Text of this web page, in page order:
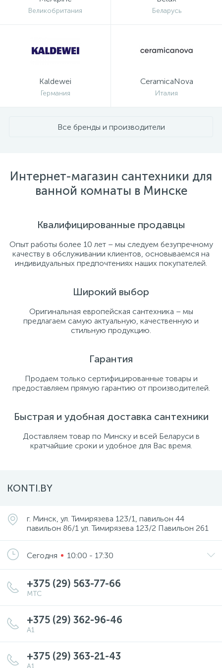
Великобритания Беларусь
Kaldewei
Германия
CeramicaNova
Италия
Все бренды и производители
Интернет-магазин сантехники для
ванной комнаты в Минске
Квалифицированные продавцы
Опыт работы более 10 лет – мы следуем безупречному
качеству в обслуживании клиентов, основываемся на
индивидуальных предпочтениях наших покупателей.
Широкий выбор
Оригинальная европейская сантехника – мы
предлагаем самую актуальную, качественную и
стильную продукцию.
Гарантия
Продаем только сертифицированные товары и
предоставляем прямую гарантию от производителей.
Быстрая и удобная доставка сантехники
Доставляем товар по Минску и всей Беларуси в
кратчайшие сроки и удобное для Вас время.
KONTI.BY
г. Минск, ул. Тимирязева 123/1, павильон 44
павильон 86/1 ул. Тимирязева 123/2 Павильон 261
Сегодня 10:00 - 17:30
+375 (29) 563-77-66
МТС
+375 (29) 362-96-46
А1
+375 (29) 363-21-43
А1